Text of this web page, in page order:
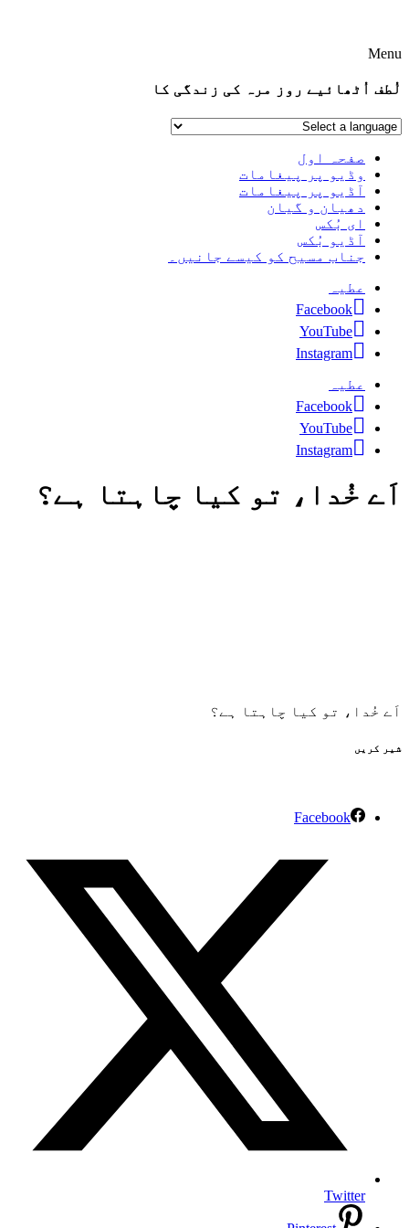
Menu
لُطف اُٹھائیے روز مرہ کی زندگی کا
صفحہ اول
وڈیو پر پیغامات
آڈیو پر پیغامات
دھیان و گیان
ای بُکس
آڈیو بُکس
جناب مسیح کو کیسے جانیں۔
عطیہ
Facebook
YouTube
Instagram
عطیہ
Facebook
YouTube
Instagram
اَے خُدا، تو کیا چاہتا ہے؟
اَے خُدا، تو کیا چاہتا ہے؟
شیر کریں
Facebook
Twitter